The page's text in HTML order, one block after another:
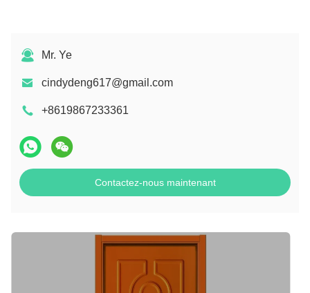
Mr. Ye
cindydeng617@gmail.com
+8619867233361
Contactez-nous maintenant